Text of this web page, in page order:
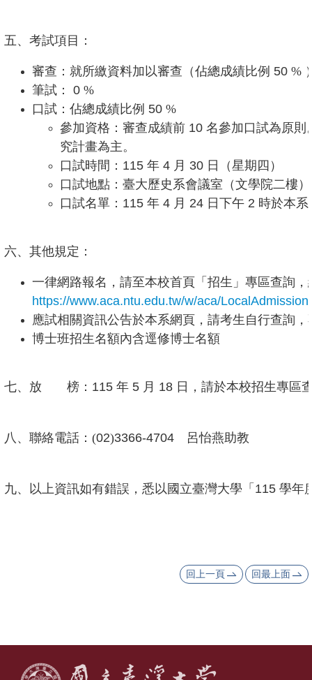
灣
大
學
臺
圖
館
舊
頁
五、考試項目：
審查：就所繳資料加以審查（佔總成績比例 50 %
筆試： 0 %
口試：佔總成績比例 50 %
參加資格：審查成績前 10 名參加口試為原則
究計畫為主。
口試時間： 115 年 4 月 30 日（星期四）
口試地點：臺大歷史系會議室（文學院二樓）
口試名單： 115 年 4 月 24 日下午 2 時於本
六、其他規定：
一律網路報名，請至本校首頁「招生」專區查詢，
https://www.aca.ntu.edu.tw/w/aca/LocalAdmission
應試相關資訊公告於本系網頁，請考生自行查詢，
博士班招生名額內含逕修博士名額
七、放 榜： 115 年 5 月 18 日，請於本校招生專區
八、聯絡電話：(02)3366-4704 呂怡燕助教
九、以上資訊如有錯誤，悉以國立臺灣大學「 115 學年
回上一頁 回最上面